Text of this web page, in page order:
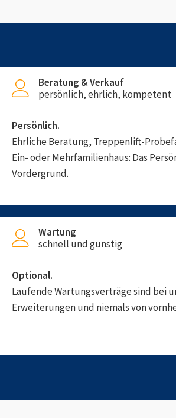
Beratung & Verkauf
persönlich, ehrlich, kompetent
Persönlich.
Ehrliche Beratung, Treppenlift-
Ein- oder Mehrfamilienhaus: Das
Vordergrund.
Wartung
schnell und günstig
Optional.
Laufende Wartungsverträge sind bei
Erweiterungen und niemals von